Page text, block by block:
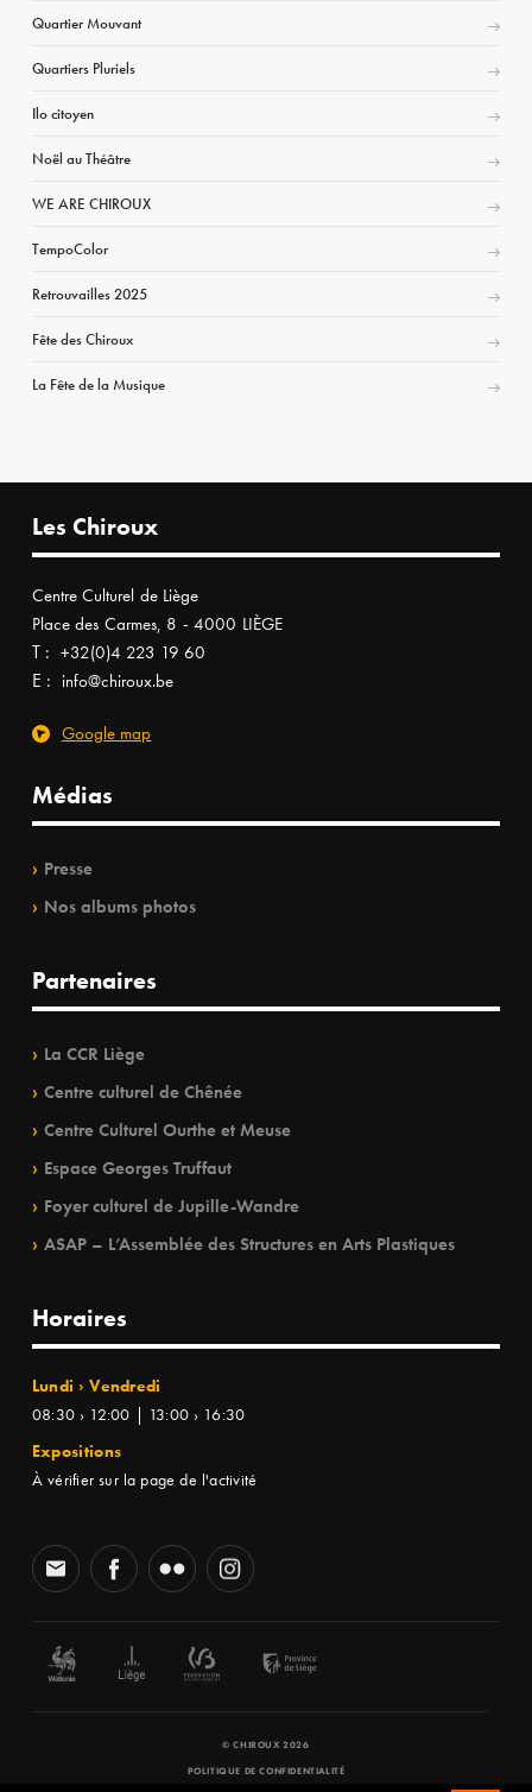
Quartier Mouvant
Quartiers Pluriels
Ilo citoyen
Noël au Théâtre
WE ARE CHIROUX
TempoColor
Retrouvailles 2025
Fête des Chiroux
La Fête de la Musique
Les Chiroux
Centre Culturel de Liège
Place des Carmes, 8 - 4000 LIÈGE
T : +32(0)4 223 19 60
E : info@chiroux.be
Google map
Médias
Presse
Nos albums photos
Partenaires
La CCR Liège
Centre culturel de Chênée
Centre Culturel Ourthe et Meuse
Espace Georges Truffaut
Foyer culturel de Jupille-Wandre
ASAP – L’Assemblée des Structures en Arts Plastiques
Horaires
Lundi › Vendredi
08:30 › 12:00 | 13:00 › 16:30
Expositions
À vérifier sur la page de l'activité
© CHIROUX 2026
POLITIQUE DE CONFIDENTIALITÉ